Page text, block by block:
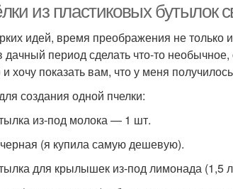
из пластиковых бутылок
идей, время преображения не только
период сделать что-то
хочу показать вам, что у меня
создания одной пчелки:
из-под молока — 1 шт.
(я купила самую дешевую).
для крылышек из-под лимонада (1,5